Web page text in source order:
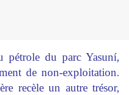
pétrole du parc Yasuní,
de non-exploitation.
recèle un autre trésor,